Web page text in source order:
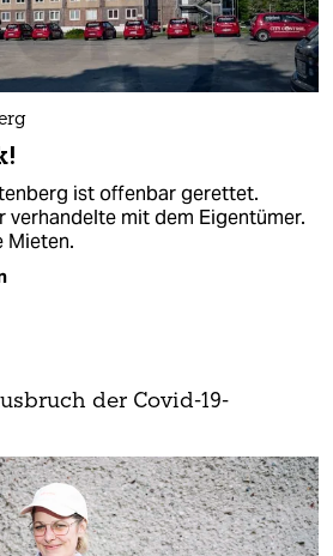
ist offenbar gerettet.
verhandelte mit dem Eigentümer.
Mieten.
der Covid-19-